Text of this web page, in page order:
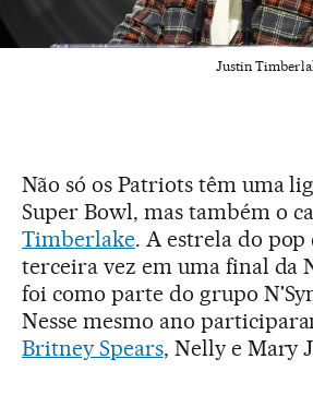
Justin
Não só os Patriots têm uma
Super Bowl, mas também o
Timberlake. A estrela do pop
terceira vez em uma final da
foi como parte do grupo
Nesse mesmo ano
Britney Spears, Nelly e Mary